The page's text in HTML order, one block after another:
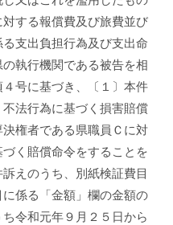
する報償費及び旅費並び
支出負担行為及び支出命
執行機関である被告を相
号に基づき、〔１〕本件
法行為に基づく損害賠償
権者である県職員Ｃに対
く賠償命令をすることを
えのうち、別紙検証費目
係る「金額」欄の金額の
令和元年９月２５日から